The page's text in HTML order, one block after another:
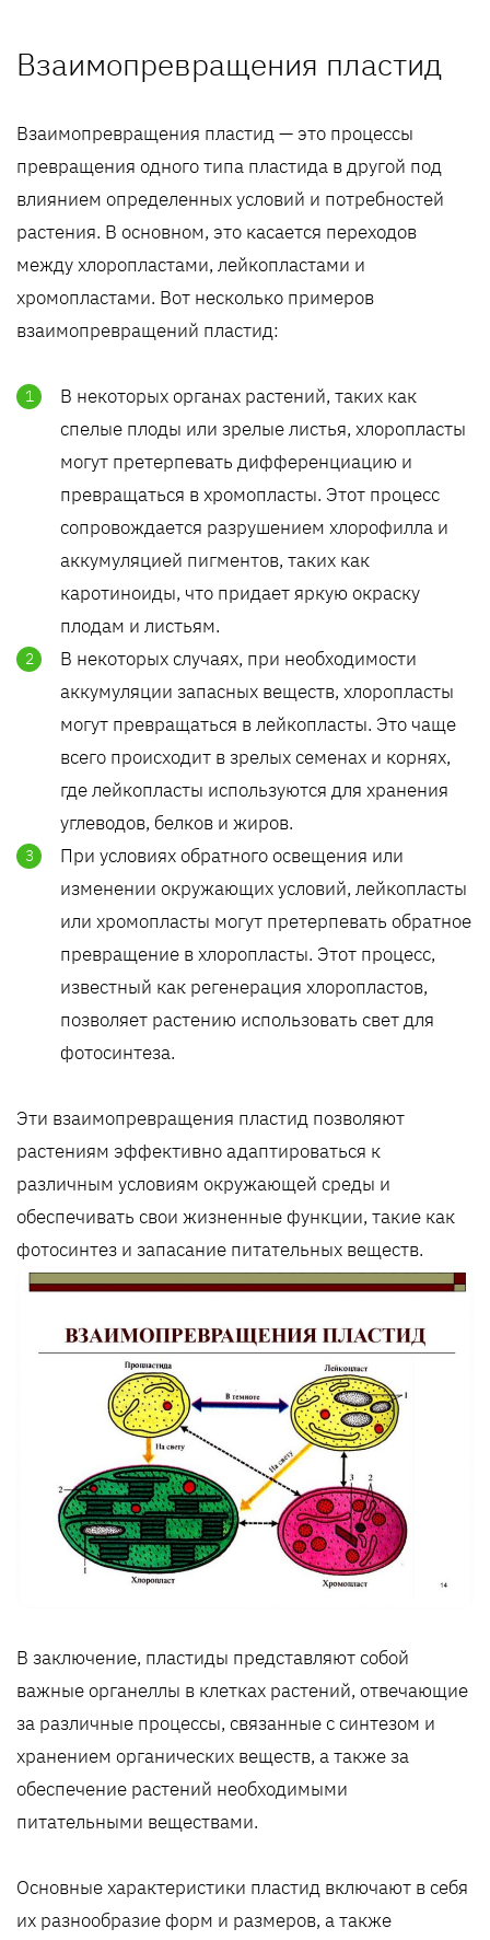
Взаимопревращения пластид
Взаимопревращения пластид — это процессы
превращения одного типа пластида в другой под
влиянием определенных условий и потребностей
растения. В основном, это касается переходов
между хлоропластами, лейкопластами и
хромопластами. Вот несколько примеров
взаимопревращений пластид:
В некоторых органах растений, таких как
спелые плоды или зрелые листья, хлоропласты
могут претерпевать дифференциацию и
превращаться в хромопласты. Этот процесс
сопровождается разрушением хлорофилла и
аккумуляцией пигментов, таких как
каротиноиды, что придает яркую окраску
плодам и листьям.
В некоторых случаях, при необходимости
аккумуляции запасных веществ, хлоропласты
могут превращаться в лейкопласты. Это чаще
всего происходит в зрелых семенах и корнях,
где лейкопласты используются для хранения
углеводов, белков и жиров.
При условиях обратного освещения или
изменении окружающих условий, лейкопласты
или хромопласты могут претерпевать обратное
превращение в хлоропласты. Этот процесс,
известный как регенерация хлоропластов,
позволяет растению использовать свет для
фотосинтеза.
Эти взаимопревращения пластид позволяют
растениям эффективно адаптироваться к
различным условиям окружающей среды и
обеспечивать свои жизненные функции, такие как
фотосинтез и запасание питательных веществ.
В заключение, пластиды представляют собой
важные органеллы в клетках растений, отвечающие
за различные процессы, связанные с синтезом и
хранением органических веществ, а также за
обеспечение растений необходимыми
питательными веществами.
Основные характеристики пластид включают в себя
их разнообразие форм и размеров, а также